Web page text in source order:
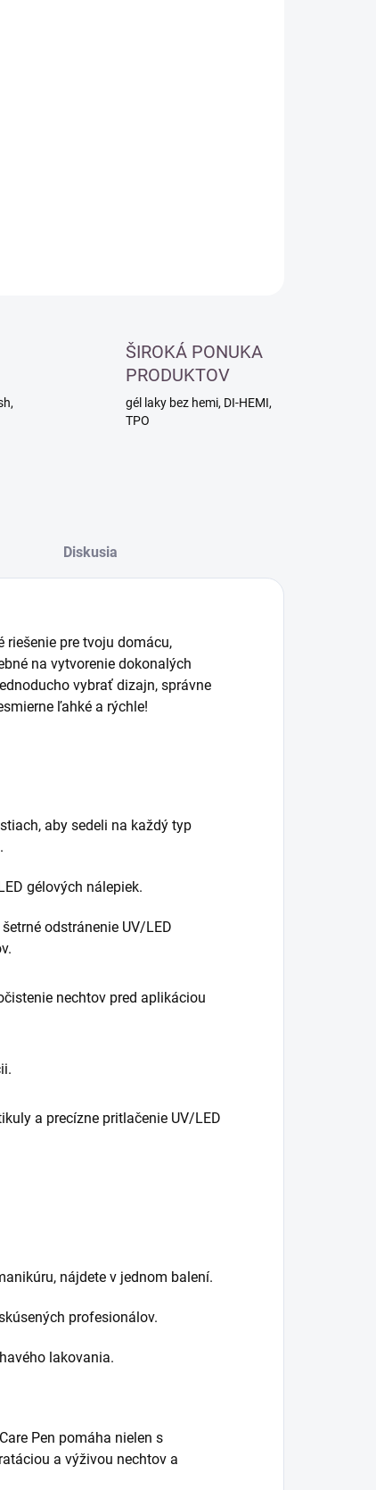
ŠIROKÁ PONUKA
PRODUKTOV
gél laky bez hemi, DI-HEMI,
TPO
Diskusia
riešenie pre tvoju domácu,
na vytvorenie dokonalých
vybrať dizajn, správne
ľahké a rýchle!
aby sedeli na každý typ
gélových nálepiek.
odstránenie UV/LED
nechtov pred aplikáciou
a precízne pritlačenie UV/LED
nájdete v jednom balení.
profesionálov.
lakovania.
Pen pomáha nielen s
a výživou nechtov a